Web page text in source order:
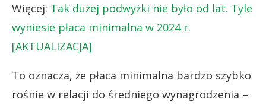
Więcej: Tak dużej podwyżki nie było od lat. Tyle
wyniesie płaca minimalna w 2024 r.
[AKTUALIZACJA]
To oznacza, że płaca minimalna bardzo szybko
rośnie w relacji do średniego wynagrodzenia –